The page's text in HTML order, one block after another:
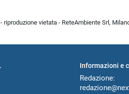
riproduzione vietata - ReteAmbiente Srl,
Informazioni e
Redazione: